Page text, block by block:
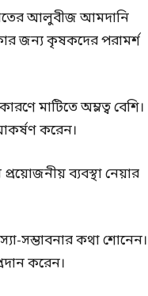
আলুবীজ আমদানি
জন্য কৃষকদের পরামর্শ
মাটিতে অম্লত্ব বেশি।
করেন।
ব্যবস্থা নেয়ার
সম্ভাবনার কথা শোনেন।
করেন।